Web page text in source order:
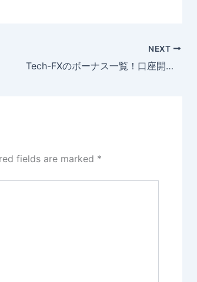
NEXT
Tech-FXのボーナス一覧！口座開設ボーナスの受け取り方や注意点を解説【2026年4月最新】
fields are marked *